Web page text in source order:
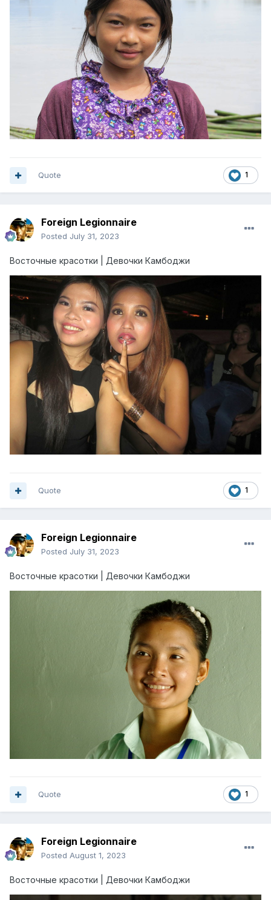
1
Quote
Foreign Legionnaire
Posted July 31, 2023
Восточные красотки | Девочки Камбоджи
1
Quote
Foreign Legionnaire
Posted July 31, 2023
Восточные красотки | Девочки Камбоджи
1
Quote
Foreign Legionnaire
Posted August 1, 2023
Восточные красотки | Девочки Камбоджи